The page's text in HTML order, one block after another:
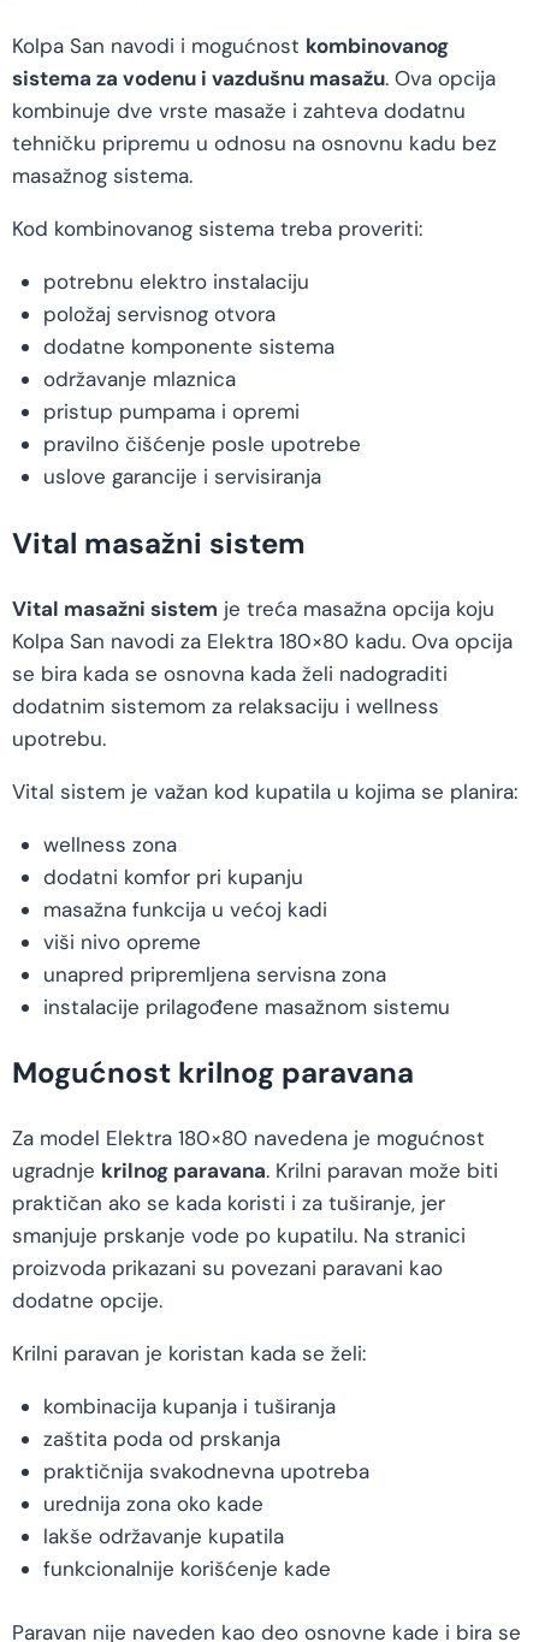
Kolpa San navodi i mogućnost kombinovanog
sistema za vodenu i vazdušnu masažu. Ova opcija
kombinuje dve vrste masaže i zahteva dodatnu
tehničku pripremu u odnosu na osnovnu kadu bez
masažnog sistema.
Kod kombinovanog sistema treba proveriti:
potrebnu elektro instalaciju
položaj servisnog otvora
dodatne komponente sistema
održavanje mlaznica
pristup pumpama i opremi
pravilno čišćenje posle upotrebe
uslove garancije i servisiranja
Vital masažni sistem
Vital masažni sistem je treća masažna opcija koju
Kolpa San navodi za Elektra 180×80 kadu. Ova opcija
se bira kada se osnovna kada želi nadograditi
dodatnim sistemom za relaksaciju i wellness
upotrebu.
Vital sistem je važan kod kupatila u kojima se planira:
wellness zona
dodatni komfor pri kupanju
masažna funkcija u većoj kadi
viši nivo opreme
unapred pripremljena servisna zona
instalacije prilagođene masažnom sistemu
Mogućnost krilnog paravana
Za model Elektra 180×80 navedena je mogućnost
ugradnje krilnog paravana. Krilni paravan može biti
praktičan ako se kada koristi i za tuširanje, jer
smanjuje prskanje vode po kupatilu. Na stranici
proizvoda prikazani su povezani paravani kao
dodatne opcije.
Krilni paravan je koristan kada se želi:
kombinacija kupanja i tuširanja
zaštita poda od prskanja
praktičnija svakodnevna upotreba
urednija zona oko kade
lakše održavanje kupatila
funkcionalnije korišćenje kade
Paravan nije naveden kao deo osnovne kade i bira se